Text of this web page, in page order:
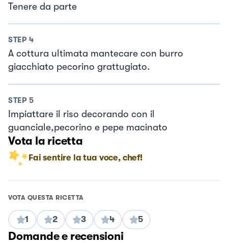
Tenere da parte
STEP 4
A cottura ultimata mantecare con burro
giacchiato pecorino grattugiato.
STEP 5
Impiattare il riso decorando con il
guanciale,pecorino e pepe macinato
Vota la ricetta
Fai sentire la tua voce, chef!
VOTA QUESTA RICETTA
1 2 3 4 5
Domande e recensioni